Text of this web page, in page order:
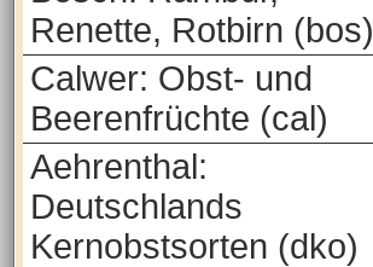
Renette, Rotbirn (bos)
Calwer: Obst- und
Beerenfrüchte (cal)
Aehrenthal:
Deutschlands
Kernobstsorten (dko)